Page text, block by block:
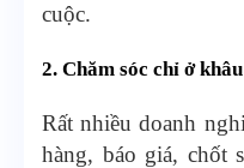
cuộc.
2. Chăm sóc chỉ ở
Rất nhiều doanh
hàng, báo giá, chốt